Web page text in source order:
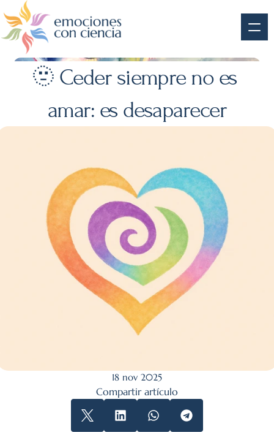
🫥 Ceder siempre no es
amar: es desaparecer
18 nov 2025
Compartir artículo